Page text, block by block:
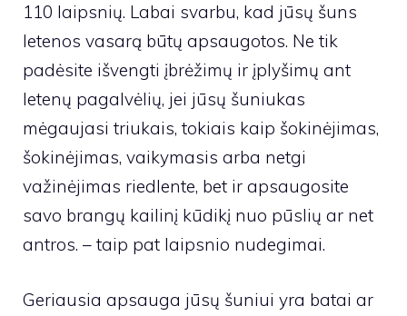
110 laipsnių. Labai svarbu, kad jūsų šuns
letenos vasarą būtų apsaugotos. Ne tik
padėsite išvengti įbrėžimų ir įplyšimų ant
letenų pagalvėlių, jei jūsų šuniukas
mėgaujasi triukais, tokiais kaip šokinėjimas,
šokinėjimas, vaikymasis arba netgi
važinėjimas riedlente, bet ir apsaugosite
savo brangų kailinį kūdikį nuo pūslių ar net
antros. – taip pat laipsnio nudegimai.
Geriausia apsauga jūsų šuniui yra batai ar